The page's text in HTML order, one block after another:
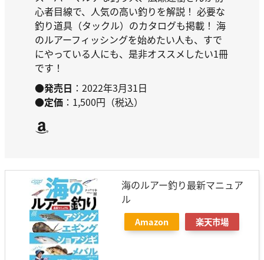
心者目線で、人気の高い釣りを解説！ 必要な
釣り道具（タックル）のカタログも掲載！ 海
のルアーフィッシングを始めたい人も、すで
にやっている人にも、是非オススメしたい1冊
です！
●発売日 ：2022年3月31日
●定価 ：1,500円（税込）
Amazon
海のルアー釣り最新マニュア
ル
Amazon 楽天市場